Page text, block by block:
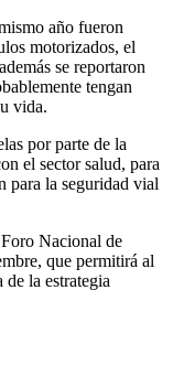
año fueron
motorizados, el
se reportaron
tengan
vida.
por parte de la
el sector salud, para
para la seguridad vial
Nacional de
que permitirá al
la estrategia